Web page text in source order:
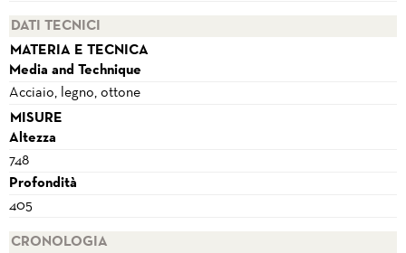
DATI TECNICI
MATERIA E TECNICA
Media and Technique
Acciaio, legno, ottone
MISURE
Altezza
748
Profondità
405
CRONOLOGIA